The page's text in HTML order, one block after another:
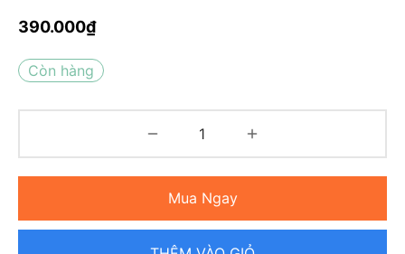
390.000₫
Còn hàng
Mua Ngay